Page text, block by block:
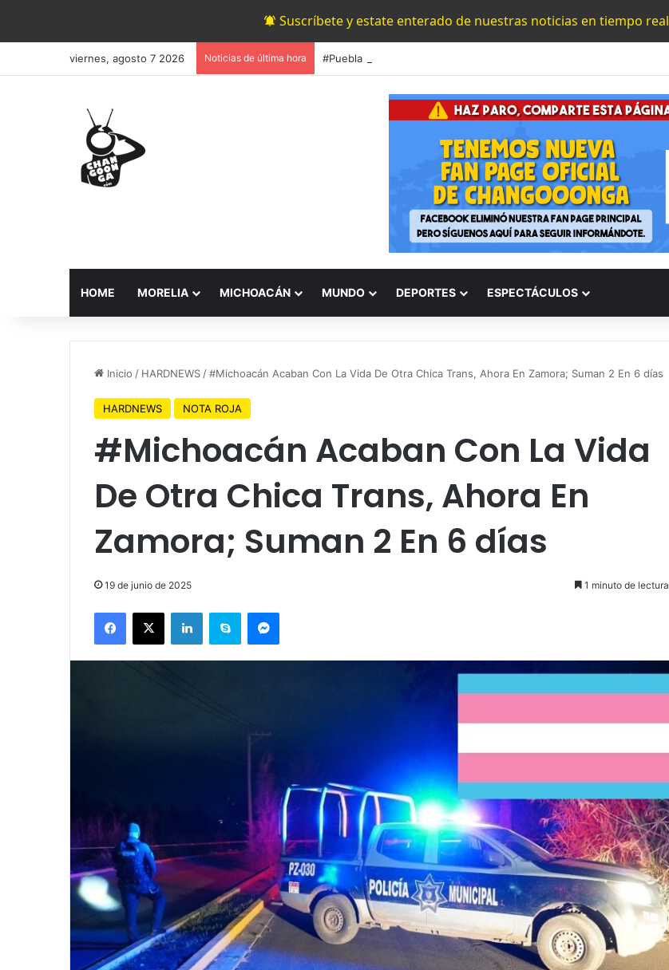
Suscríbete y estate enterado de nuestras noticias en tiempo real
viernes, agosto 7 2026 Noticias de última hora
HOME MORELIA MICHOACÁN MUNDO DEPORTES ESPECTÁCULOS
Inicio / HARDNEWS /#Michoacán Acaban Con La Vida De Otra Chica Trans, Ahora En Zamora; Suman 2 En 6 días
HARDNEWS NOTA ROJA
#Michoacán Acaban Con La Vida
De Otra Chica Trans, Ahora En
Zamora; Suman 2 En 6 días
19 de junio de 2025 1 minuto de lectura
Facebook
X LinkedInSkype Messenger